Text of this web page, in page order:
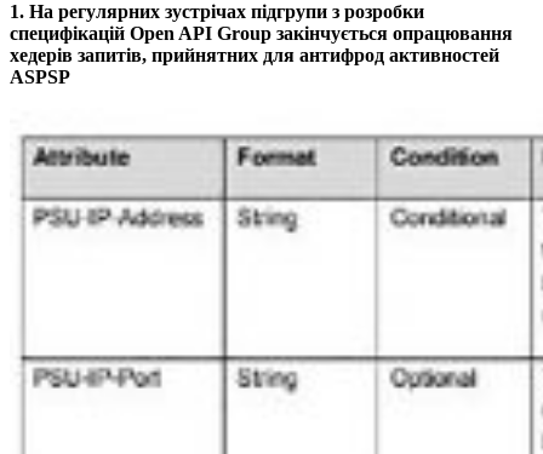
1. На регулярних зустрічах підгрупи з розробки
специфікацій Open API Group закінчується опрацювання
хедерів запитів, прийнятних для антифрод активностей
ASPSP